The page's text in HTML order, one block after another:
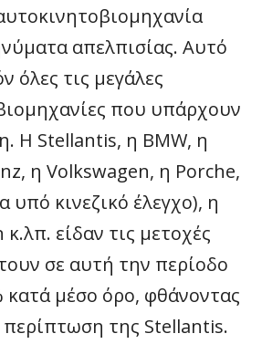
απελπισίας. Αυτό
όλες τις μεγάλες
που υπάρχουν
Η Stellantis, η BMW, η
η Volkswagen, η Porche,
υπό κινεζικό έλεγχο), η
είδαν τις μετοχές
σε αυτή την περίοδο
κατά μέσο όρο, φθάνοντας
περίπτωση της Stellantis.